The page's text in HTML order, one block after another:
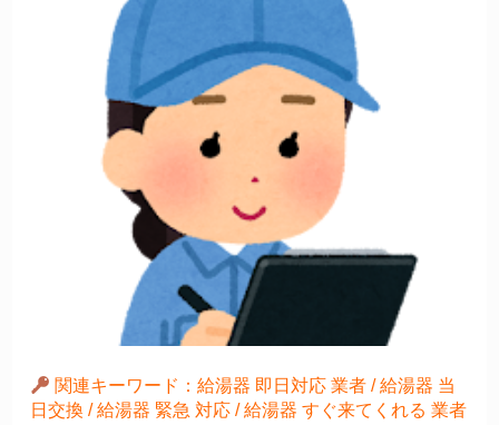
関連キーワード：給湯器 即日対応 業者 / 給湯器 当
日交換 / 給湯器 緊急 対応 / 給湯器 すぐ来てくれる 業者